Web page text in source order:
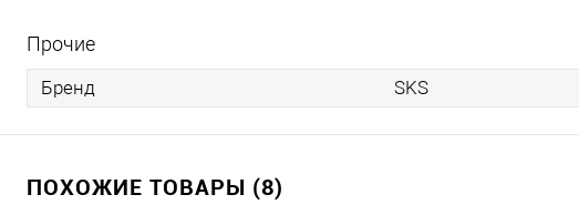
Прочие
Бренд SKS
ПОХОЖИЕ ТОВАРЫ (8)